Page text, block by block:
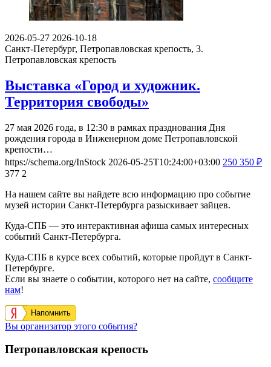
2026-05-27 2026-10-18
Санкт-Петербург, Петропавловская крепость, 3.
Петропавловская крепость
Выставка «Город и художник.
Территория свободы»
27 мая 2026 года, в 12:30 в рамках празднования Дня
рождения города в Инженерном доме Петропавловской
крепости…
https://schema.org/InStock 2026-05-25T10:24:00+03:00 250 350 ₽
377 2
На нашем сайте вы найдете всю информацию про событие
музей истории Санкт-Петербурга разыскивает зайцев.
Куда-СПБ — это интерактивная афиша самых интересных
событий Санкт-Петербурга.
Куда-СПБ в курсе всех событий, которые пройдут в Санкт-
Петербурге.
Если вы знаете о событии, которого нет на сайте, сообщите
нам!
Напомнить
Вы организатор этого события?
Петропавловская крепость